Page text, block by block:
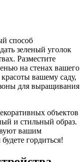
способ
зеленый уголок
Разместите
на стенах вашего
вашему саду,
для выращивания
объектов
и стильный образ.
вашим
гордиться!